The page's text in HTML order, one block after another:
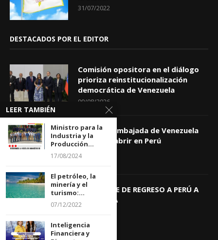
31/07/2022
DESTACADOS POR EL EDITOR
Comisión opositora en el diálogo
prioriza reinstitucionalización
democrática de Venezuela
09/08/2026
AL FIN: la Embajada de Venezuela
volverá a abrir en Perú
06/08/2026
KEIKO TRAE DE REGRESO A PERÚ A
GIOVANNA
LEER TAMBIÉN
Ministro para la
Industria y la
Producción...
17/08/2024
El petróleo, la
minería y el
turismo:...
07/12/2022
Inteligencia
Financiera y